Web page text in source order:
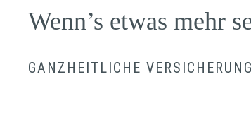
Wenn’s etwas mehr
GANZHEITLICHE